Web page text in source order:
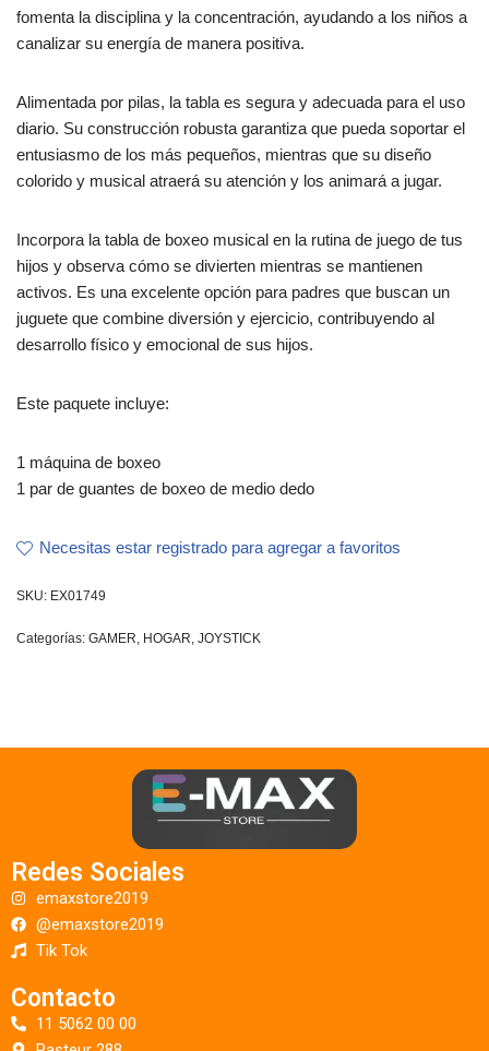
fomenta la disciplina y la concentración, ayudando a los niños a
canalizar su energía de manera positiva.
Alimentada por pilas, la tabla es segura y adecuada para el uso
diario. Su construcción robusta garantiza que pueda soportar el
entusiasmo de los más pequeños, mientras que su diseño
colorido y musical atraerá su atención y los animará a jugar.
Incorpora la tabla de boxeo musical en la rutina de juego de tus
hijos y observa cómo se divierten mientras se mantienen
activos. Es una excelente opción para padres que buscan un
juguete que combine diversión y ejercicio, contribuyendo al
desarrollo físico y emocional de sus hijos.
Este paquete incluye:
1 máquina de boxeo
1 par de guantes de boxeo de medio dedo
Necesitas estar registrado para agregar a favoritos
SKU: EX01749
Categorías: GAMER, HOGAR, JOYSTICK
Redes Sociales
emaxstore2019
@emaxstore2019
Tik Tok
Contacto
11 5062 00 00